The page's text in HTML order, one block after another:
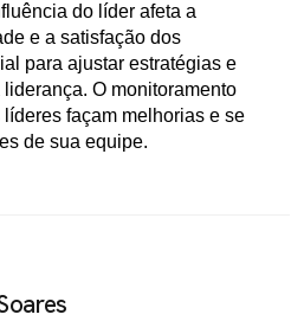
do líder afeta a
e a satisfação dos
para ajustar estratégias e
O monitoramento
façam melhorias e se
de sua equipe.